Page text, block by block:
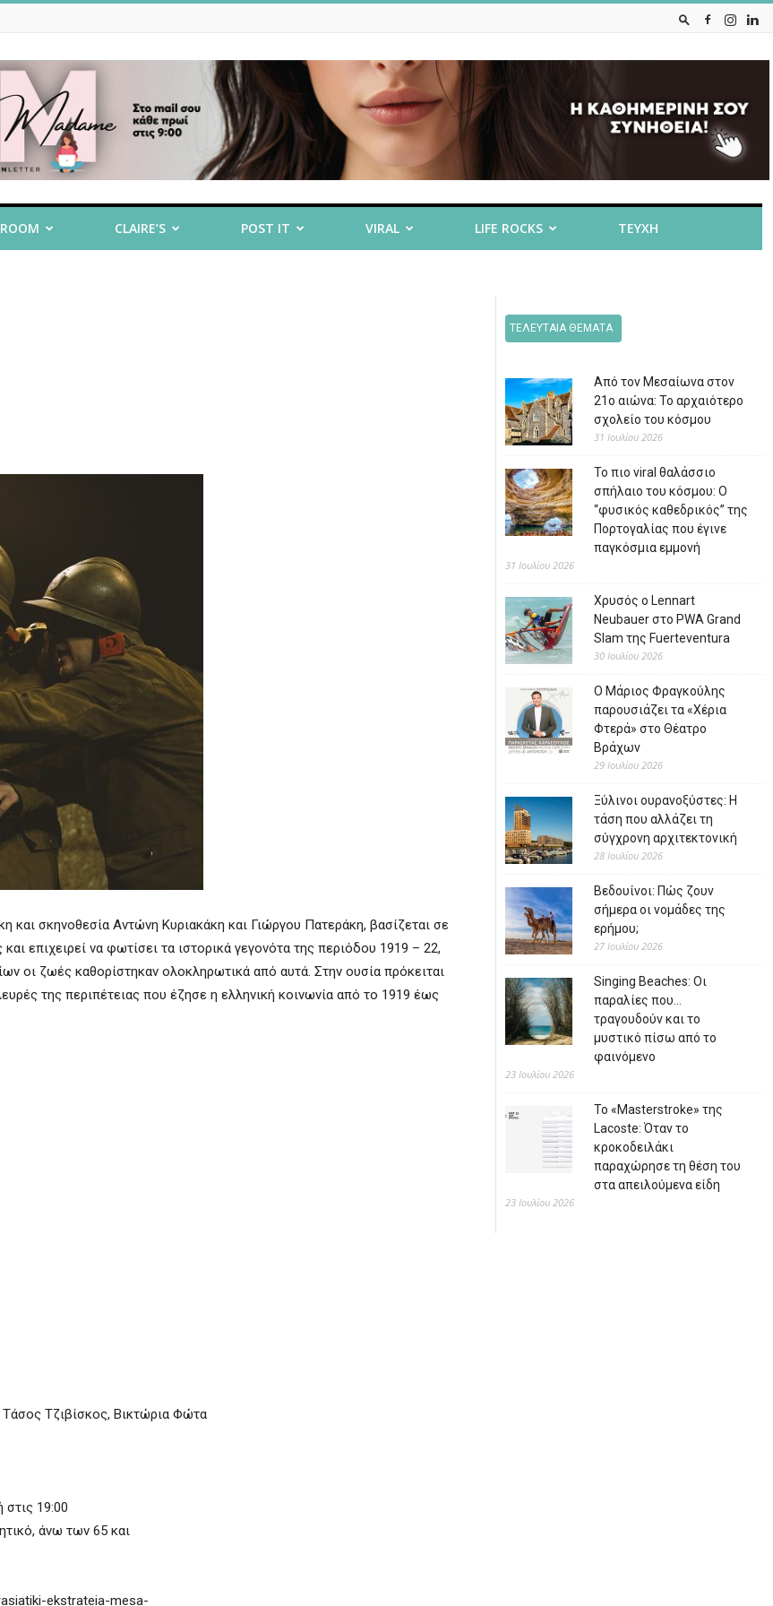
CLAIRE’S POST IT VIRAL LIFE ROCKS ΤΕΥΧΗ
και σκηνοθεσία Αντώνη Κυριακάκη και Γιώργου Πατεράκη, βασίζεται σε
επιχειρεί να φωτίσει τα ιστορικά γεγονότα της περιόδου 1919 – 22,
οι ζωές καθορίστηκαν ολοκληρωτικά από αυτά. Στην ουσία πρόκειται
της περιπέτειας που έζησε η ελληνική κοινωνία από το 1919 έως
Τζιβίσκος, Βικτώρια Φώτα
19:00
άνω των 65 και
ekstrateia-mesa-
ΤΕΛΕΥΤΑΙΑ ΘΕΜΑΤΑ
Από τον Μεσαίωνα στον
21ο αιώνα: Το αρχαιότερο
σχολείο του κόσμου
31 Ιουλίου 2026
Το πιο viral θαλάσσιο
σπήλαιο του κόσμου: Ο
“φυσικός καθεδρικός” της
Πορτογαλίας που έγινε
παγκόσμια εμμονή
31 Ιουλίου 2026
Χρυσός ο Lennart
Neubauer στο PWA Grand
Slam της Fuerteventura
30 Ιουλίου 2026
Ο Μάριος Φραγκούλης
παρουσιάζει τα «Χέρια
Φτερά» στο Θέατρο
Βράχων
29 Ιουλίου 2026
Ξύλινοι ουρανοξύστες: Η
τάση που αλλάζει τη
σύγχρονη αρχιτεκτονική
28 Ιουλίου 2026
Βεδουίνοι: Πώς ζουν
σήμερα οι νομάδες της
ερήμου;
27 Ιουλίου 2026
Singing Beaches: Οι
παραλίες που…
τραγουδούν και το
μυστικό πίσω από το
φαινόμενο
23 Ιουλίου 2026
Το «Masterstroke» της
Lacoste: Όταν το
κροκοδειλάκι
παραχώρησε τη θέση του
στα απειλούμενα είδη
23 Ιουλίου 2026